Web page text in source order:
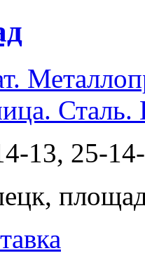
13, 25-